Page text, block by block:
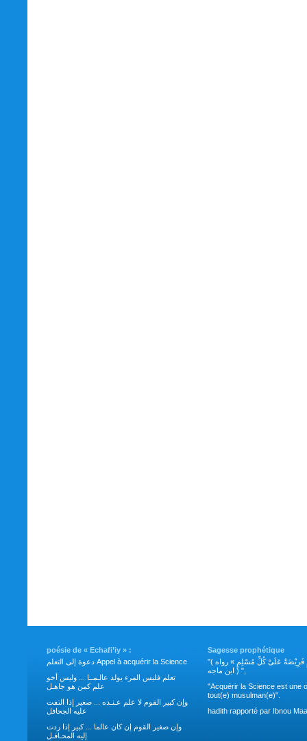
poésie de « Echafi’iy » :
دعوة إلى التعلم Appel à acquérir la Science
تعلم فليس المرء يولد عالـمــا ... وليس أخو
علم كمن هو جاهـل
وإن كبير القوم لا علم عـنـده ... صغير إذا التفت
عليه الجحافل
وإن صغير القوم إن كان عالما ... كبير إذا ردت
إليه المحـافـل
Sagesse prophétique
"( طَلَبُ العِلْمِ فَرِيْضَةٌ عَلَىْ كُلِّ مُسْلِمٍ » رواه
ابن ماجه ) ",
"Acquérir la Science est une
tout(e) musulman(e)".
hadith rapporté par Ibnou